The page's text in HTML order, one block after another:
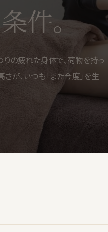
件。
りの疲れた身体で、荷物を持っ
が、いつも「また今度」を生